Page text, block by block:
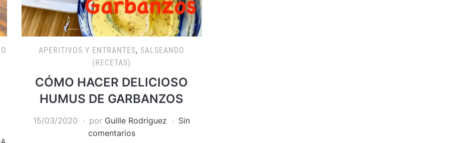
APERITIVOS Y ENTRANTES, SALSEANDO
(RECETAS)
CÓMO HACER DELICIOSO
HUMUS DE GARBANZOS
15/03/2020 por Guille Rodriguez
Sin
comentarios